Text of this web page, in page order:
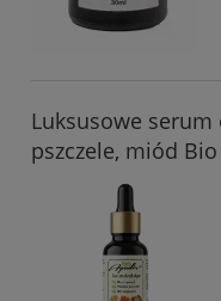
Luksusowe
pszczele, miód